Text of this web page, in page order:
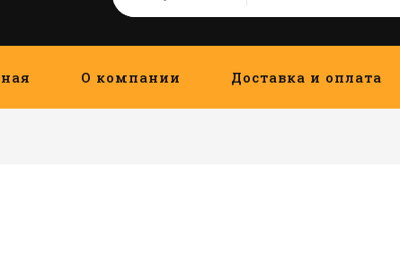
О компании Доставка и оплата